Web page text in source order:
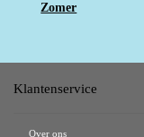
Zomer
Klantenservice
Over ons